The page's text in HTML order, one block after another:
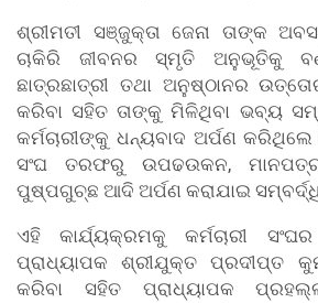
ଶ୍ରୀମତୀ ସଞ୍ଜୁକ୍ତା ଜେନା ତାଙ୍କ
ଚାକିରି ଜୀବନର ସ୍ମୃତି ଅନୁଭୂତିକୁ
ଛାତ୍ରଛାତ୍ରୀ ତଥା ଅନୁଷ୍ଠାନର
କରିବା ସହିତ ତାଙ୍କୁ ମିଳିଥିବା ଭବ୍ୟ
କର୍ମଚାରୀଙ୍କୁ ଧନ୍ୟବାଦ ଅର୍ପଣ
ସଂଘ ତରଫରୁ ଉପଢଉକନ,
ପୁଷ୍ପଗୁଚ୍ଛ ଆଦି ଅର୍ପଣ କରାଯାଇ
ଏହି କାର୍ଯ୍ୟକ୍ରମକୁ କର୍ମଚାରୀ
ପ୍ରାଧ୍ୟାପକ ଶ୍ରୀଯୁକ୍ତ ପ୍ରଦୀପ୍ତ
କରିବା ସହିତ ପ୍ରାଧ୍ୟାପକ